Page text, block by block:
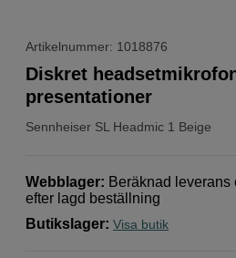
Artikelnummer: 1018876
Sennheiser SL Headmic 1 Beige
Diskret
presentationer
Webblager: Beräknad
efter lagd beställning
Butikslager: Visa butik